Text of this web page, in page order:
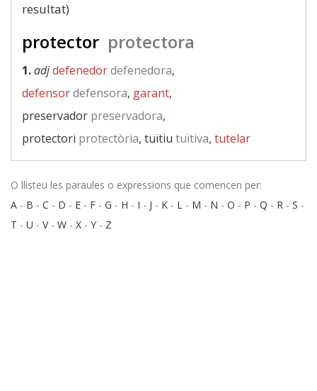
resultat)
protector protectora
1.adjdefenedordefenedora,
defensordefensora, garant,
preservador preservadora,
protectori protectòria, tuïtiu tuïtiva, tutelar
O llisteu les paraules o expressions que comencen per:
A - B - C - D - E - F - G - H - I - J - K - L - M - N - O - P - Q - R - S -
T - U - V- W - X - Y - Z